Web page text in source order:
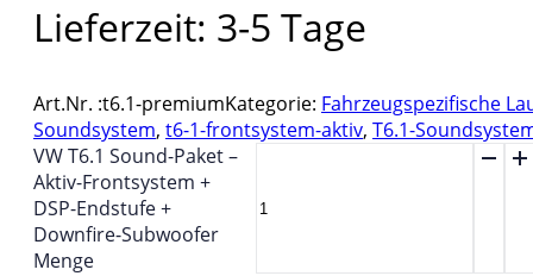
Lieferzeit: 3-5 Tage
Art.Nr. :t6.1-premiumKategorie: Fahrzeugspezifische
Soundsystem, t6-1-frontsystem-aktiv, T6.1-
VW T6.1 Sound-Paket –
Aktiv-Frontsystem +
DSP-Endstufe +
Downfire-Subwoofer
Menge